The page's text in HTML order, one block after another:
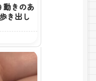
動きのあ
き出し